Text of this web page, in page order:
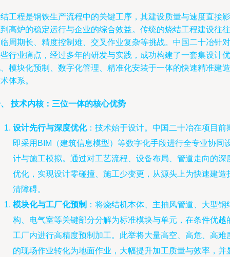
工程是钢铁生产流程中的关键工序，其建设质量与速度直接影
高炉的稳定运行与企业的综合效益。传统的烧结工程建设往往
周期长、精度控制难、交叉作业复杂等挑战。中国二十冶针对
行业痛点，经过多年的研发与实践，成功构建了一套集设计优
模块化预制、数字化管理、精准化安装于一体的快速精准建造
体系。
技术内核：三位一体的核心优势
设计先行与深度优化：技术始于设计。中国二十冶在项目前
即采用BIM（建筑信息模型）等数字化手段进行全专业协同
计与施工模拟。通过对工艺流程、设备布局、管道走向的深
优化，实现设计零碰撞、施工少变更，从源头上为快速建造
清障碍。
模块化与工厂化预制 ：将烧结机本体、主抽风管道、大型钢
构、电气室等关键部分分解为标准模块与单元，在条件优越
工厂内进行高精度预制加工。此举将大量高空、高危、高难
的现场作业转化为地面作业，大幅提升加工质量与效率，并